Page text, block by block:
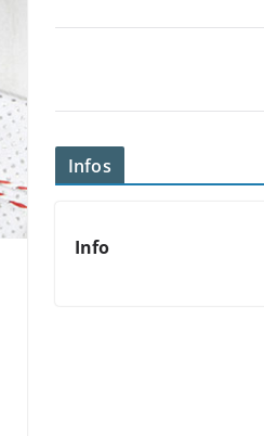
Infos
Info